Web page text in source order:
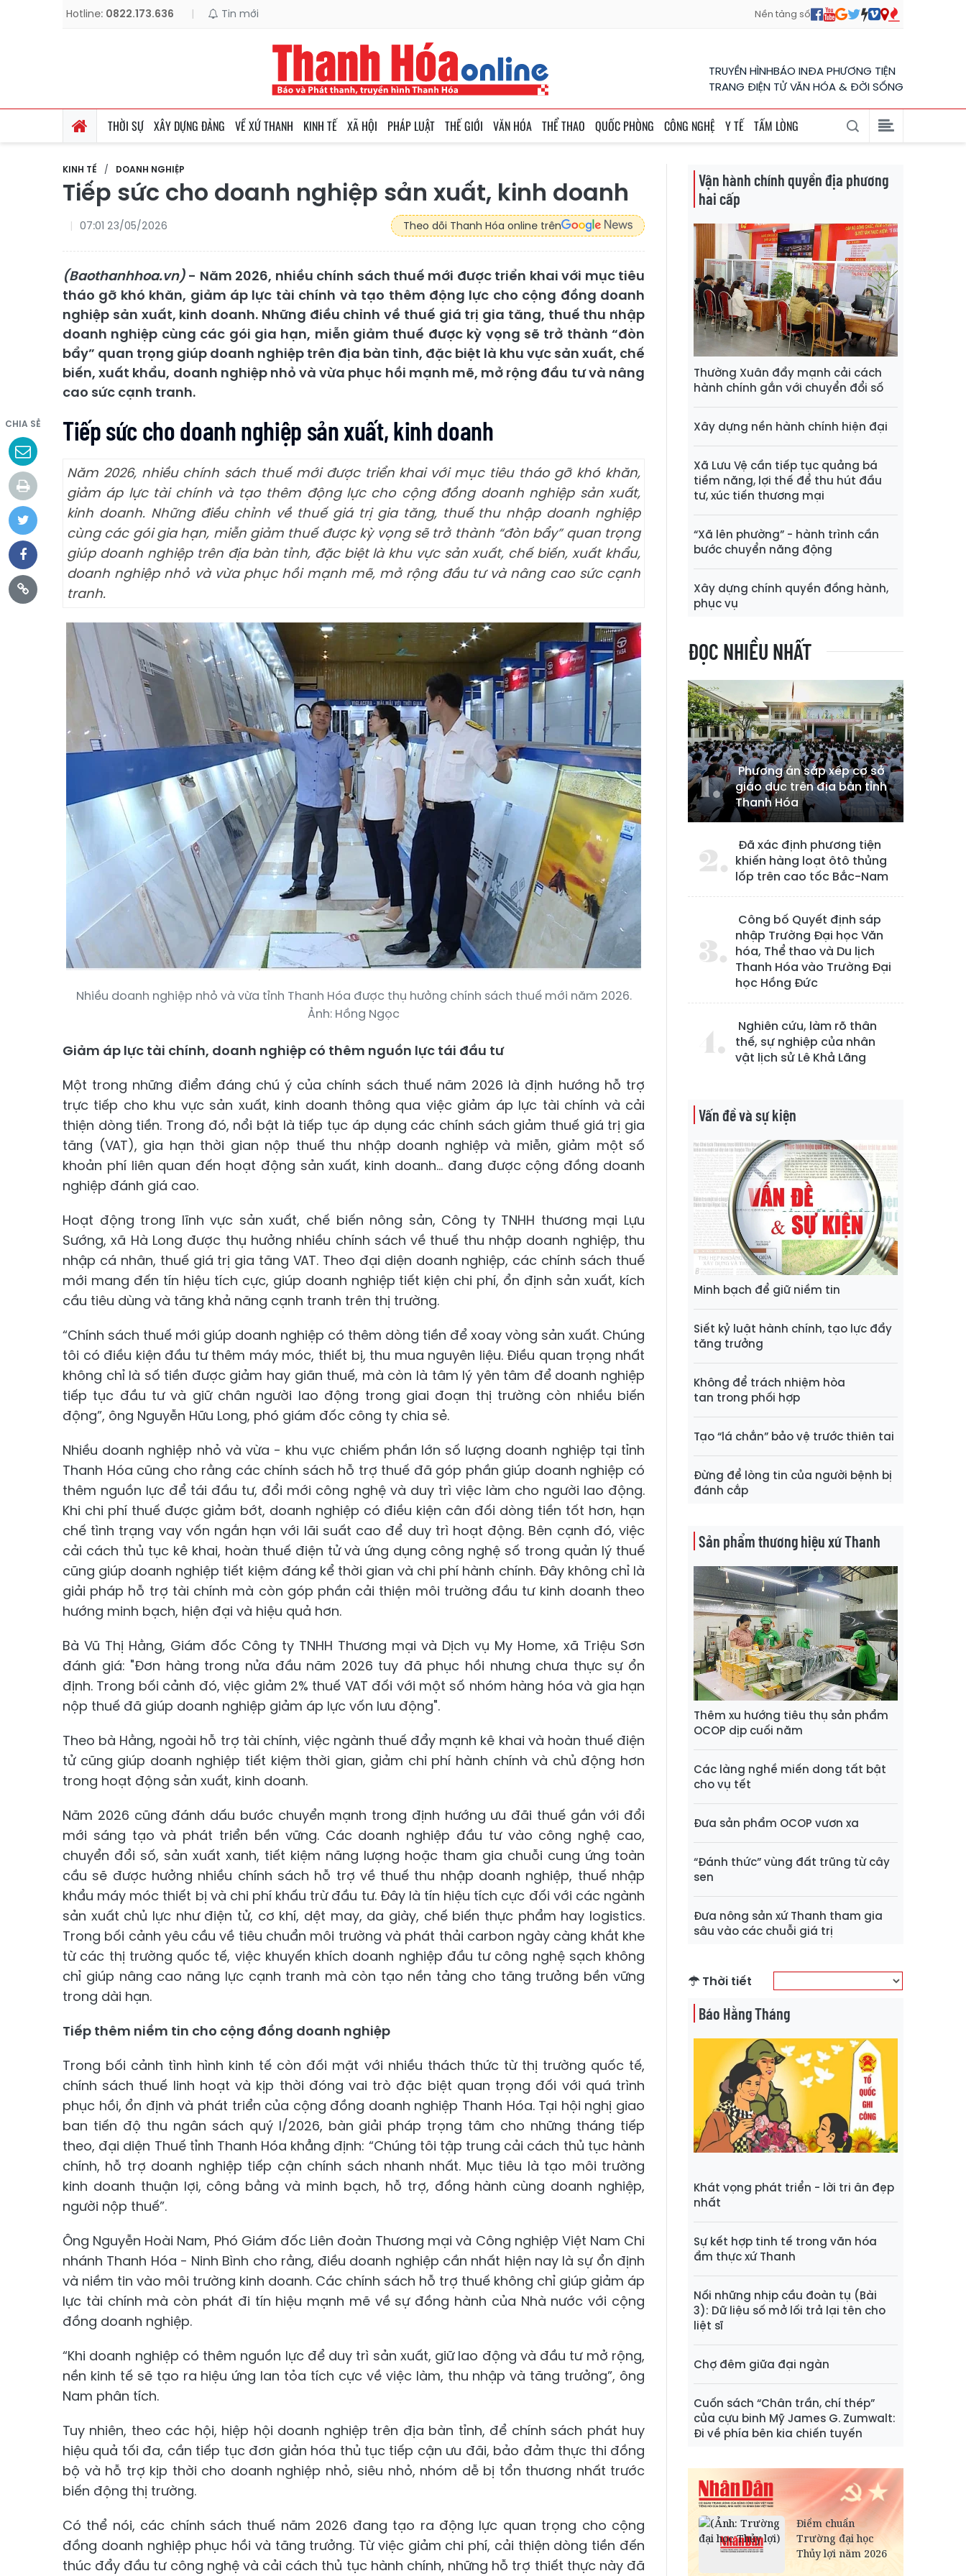
Hotline: 0822.173.636 | Tin mới Nền tảng số
TRUYỀN HÌNHBÁO INĐA PHƯƠNG TIỆN
TRANG ĐIỆN TỬ VĂN HÓA & ĐỜI SỐNG
THỜI SỰ XÂY DỰNG ĐẢNG VỀ XỨ THANH KINH TẾ XÃ HỘI PHÁP LUẬT THẾ GIỚI VĂN HÓA THỂ THAO QUỐC PHÒNG CÔNG NGHỆ Y TẾ TẤM LÒNG
KINH TẾ DOANH NGHIỆP
Tiếp sức cho doanh nghiệp sản xuất, kinh doanh
07:01 23/05/2026 Theo dõi Thanh Hóa online trên
(Baothanhhoa.vn) - Năm 2026, nhiều chính sách thuế mới được triển khai với mục tiêu
tháo gỡ khó khăn, giảm áp lực tài chính và tạo thêm động lực cho cộng đồng doanh
nghiệp sản xuất, kinh doanh. Những điều chỉnh về thuế giá trị gia tăng, thuế thu nhập
doanh nghiệp cùng các gói gia hạn, miễn giảm thuế được kỳ vọng sẽ trở thành “đòn
bẩy” quan trọng giúp doanh nghiệp trên địa bàn tỉnh, đặc biệt là khu vực sản xuất, chế
biến, xuất khẩu, doanh nghiệp nhỏ và vừa phục hồi mạnh mẽ, mở rộng đầu tư và nâng
cao sức cạnh tranh.
CHIA SẺ Tiếp sức cho doanh nghiệp sản xuất, kinh doanh
Năm 2026, nhiều chính sách thuế mới được triển khai với mục tiêu tháo gỡ khó khăn,
giảm áp lực tài chính và tạo thêm động lực cho cộng đồng doanh nghiệp sản xuất,
kinh doanh. Những điều chỉnh về thuế giá trị gia tăng, thuế thu nhập doanh nghiệp
cùng các gói gia hạn, miễn giảm thuế được kỳ vọng sẽ trở thành “đòn bẩy” quan trọng
giúp doanh nghiệp trên địa bàn tỉnh, đặc biệt là khu vực sản xuất, chế biến, xuất khẩu,
doanh nghiệp nhỏ và vừa phục hồi mạnh mẽ, mở rộng đầu tư và nâng cao sức cạnh
tranh.
Nhiều doanh nghiệp nhỏ và vừa tỉnh Thanh Hóa được thụ hưởng chính sách thuế mới năm 2026.
Ảnh: Hồng Ngọc
Giảm áp lực tài chính, doanh nghiệp có thêm nguồn lực tái đầu tư
Một trong những điểm đáng chú ý của chính sách thuế năm 2026 là định hướng hỗ trợ
trực tiếp cho khu vực sản xuất, kinh doanh thông qua việc giảm áp lực tài chính và cải
thiện dòng tiền. Trong đó, nổi bật là tiếp tục áp dụng các chính sách giảm thuế giá trị gia
tăng (VAT), gia hạn thời gian nộp thuế thu nhập doanh nghiệp và miễn, giảm một số
khoản phí liên quan đến hoạt động sản xuất, kinh doanh... đang được cộng đồng doanh
nghiệp đánh giá cao.
Hoạt động trong lĩnh vực sản xuất, chế biến nông sản, Công ty TNHH thương mại Lựu
Sướng, xã Hà Long được thụ hưởng nhiều chính sách về thuế thu nhập doanh nghiệp, thu
nhập cá nhân, thuế giá trị gia tăng VAT. Theo đại diện doanh nghiệp, các chính sách thuế
mới mang đến tín hiệu tích cực, giúp doanh nghiệp tiết kiện chi phí, ổn định sản xuất, kích
cầu tiêu dùng và tăng khả năng cạnh tranh trên thị trường.
“Chính sách thuế mới giúp doanh nghiệp có thêm dòng tiền để xoay vòng sản xuất. Chúng
tôi có điều kiện đầu tư thêm máy móc, thiết bị, thu mua nguyên liệu. Điều quan trọng nhất
không chỉ là số tiền được giảm hay giãn thuế, mà còn là tâm lý yên tâm để doanh nghiệp
tiếp tục đầu tư và giữ chân người lao động trong giai đoạn thị trường còn nhiều biến
động”, ông Nguyễn Hữu Long, phó giám đốc công ty chia sẻ.
Nhiều doanh nghiệp nhỏ và vừa - khu vực chiếm phần lớn số lượng doanh nghiệp tại tỉnh
Thanh Hóa cũng cho rằng các chính sách hỗ trợ thuế đã góp phần giúp doanh nghiệp có
thêm nguồn lực để tái đầu tư, đổi mới công nghệ và duy trì việc làm cho người lao động.
Khi chi phí thuế được giảm bớt, doanh nghiệp có điều kiện cân đối dòng tiền tốt hơn, hạn
chế tình trạng vay vốn ngắn hạn với lãi suất cao để duy trì hoạt động. Bên cạnh đó, việc
cải cách thủ tục kê khai, hoàn thuế điện tử và ứng dụng công nghệ số trong quản lý thuế
cũng giúp doanh nghiệp tiết kiệm đáng kể thời gian và chi phí hành chính. Đây không chỉ là
giải pháp hỗ trợ tài chính mà còn góp phần cải thiện môi trường đầu tư kinh doanh theo
hướng minh bạch, hiện đại và hiệu quả hơn.
Bà Vũ Thị Hằng, Giám đốc Công ty TNHH Thương mại và Dịch vụ My Home, xã Triệu Sơn
đánh giá: "Đơn hàng trong nửa đầu năm 2026 tuy đã phục hồi nhưng chưa thực sự ổn
định. Trong bối cảnh đó, việc giảm 2% thuế VAT đối với một số nhóm hàng hóa và gia hạn
nộp thuế đã giúp doanh nghiệp giảm áp lực vốn lưu động".
Theo bà Hằng, ngoài hỗ trợ tài chính, việc ngành thuế đẩy mạnh kê khai và hoàn thuế điện
tử cũng giúp doanh nghiệp tiết kiệm thời gian, giảm chi phí hành chính và chủ động hơn
trong hoạt động sản xuất, kinh doanh.
Năm 2026 cũng đánh dấu bước chuyển mạnh trong định hướng ưu đãi thuế gắn với đổi
mới sáng tạo và phát triển bền vững. Các doanh nghiệp đầu tư vào công nghệ cao,
chuyển đổi số, sản xuất xanh, tiết kiệm năng lượng hoặc tham gia chuỗi cung ứng toàn
cầu sẽ được hưởng nhiều chính sách hỗ trợ về thuế thu nhập doanh nghiệp, thuế nhập
khẩu máy móc thiết bị và chi phí khấu trừ đầu tư. Đây là tín hiệu tích cực đối với các ngành
sản xuất chủ lực như điện tử, cơ khí, dệt may, da giày, chế biến thực phẩm hay logistics.
Trong bối cảnh yêu cầu về tiêu chuẩn môi trường và phát thải carbon ngày càng khắt khe
từ các thị trường quốc tế, việc khuyến khích doanh nghiệp đầu tư công nghệ sạch không
chỉ giúp nâng cao năng lực cạnh tranh mà còn tạo nền tảng cho tăng trưởng bền vững
trong dài hạn.
Tiếp thêm niềm tin cho cộng đồng doanh nghiệp
Trong bối cảnh tình hình kinh tế còn đối mặt với nhiều thách thức từ thị trường quốc tế,
chính sách thuế linh hoạt và kịp thời đóng vai trò đặc biệt quan trọng đối với quá trình
phục hồi, ổn định và phát triển của cộng đồng doanh nghiệp Thanh Hóa. Tại hội nghị giao
ban tiến độ thu ngân sách quý I/2026, bàn giải pháp trọng tâm cho những tháng tiếp
theo, đại diện Thuế tỉnh Thanh Hóa khẳng định: “Chúng tôi tập trung cải cách thủ tục hành
chính, hỗ trợ doanh nghiệp tiếp cận chính sách nhanh nhất. Mục tiêu là tạo môi trường
kinh doanh thuận lợi, công bằng và minh bạch, hỗ trợ, đồng hành cùng doanh nghiệp,
người nộp thuế”.
Ông Nguyễn Hoài Nam, Phó Giám đốc Liên đoàn Thương mại và Công nghiệp Việt Nam Chi
nhánh Thanh Hóa - Ninh Bình cho rằng, điều doanh nghiệp cần nhất hiện nay là sự ổn định
và niềm tin vào môi trường kinh doanh. Các chính sách hỗ trợ thuế không chỉ giúp giảm áp
lực tài chính mà còn phát đi tín hiệu mạnh mẽ về sự đồng hành của Nhà nước với cộng
đồng doanh nghiệp.
“Khi doanh nghiệp có thêm nguồn lực để duy trì sản xuất, giữ lao động và đầu tư mở rộng,
nền kinh tế sẽ tạo ra hiệu ứng lan tỏa tích cực về việc làm, thu nhập và tăng trưởng”, ông
Nam phân tích.
Tuy nhiên, theo các hội, hiệp hội doanh nghiệp trên địa bàn tỉnh, để chính sách phát huy
hiệu quả tối đa, cần tiếp tục đơn giản hóa thủ tục tiếp cận ưu đãi, bảo đảm thực thi đồng
bộ và hỗ trợ kịp thời cho doanh nghiệp nhỏ, siêu nhỏ, nhóm dễ bị tổn thương nhất trước
biến động thị trường.
Có thể nói, các chính sách thuế năm 2026 đang tạo ra động lực quan trọng cho cộng
đồng doanh nghiệp phục hồi và tăng trưởng. Từ việc giảm chi phí, cải thiện dòng tiền đến
thúc đẩy đầu tư công nghệ và cải cách thủ tục hành chính, những hỗ trợ thiết thực này đã
Vận hành chính quyền địa phương
hai cấp
Thường Xuân đẩy mạnh cải cách
hành chính gắn với chuyển đổi số
Xây dựng nền hành chính hiện đại
Xã Lưu Vệ cần tiếp tục quảng bá
tiềm năng, lợi thế để thu hút đầu
tư, xúc tiến thương mại
“Xã lên phường” - hành trình cần
bước chuyển năng động
Xây dựng chính quyền đồng hành,
phục vụ
ĐỌC NHIỀU NHẤT
Phương án sắp xếp cơ sở
giáo dục trên địa bàn tỉnh
Thanh Hóa
Đã xác định phương tiện
khiến hàng loạt ôtô thủng
lốp trên cao tốc Bắc-Nam
Công bố Quyết định sáp
nhập Trường Đại học Văn
hóa, Thể thao và Du lịch
Thanh Hóa vào Trường Đại
học Hồng Đức
Nghiên cứu, làm rõ thân
thế, sự nghiệp của nhân
vật lịch sử Lê Khả Lãng
Vấn đề và sự kiện
Minh bạch để giữ niềm tin
Siết kỷ luật hành chính, tạo lực đẩy
tăng trưởng
Không để trách nhiệm hòa
tan trong phối hợp
Tạo “lá chắn” bảo vệ trước thiên tai
Đừng để lòng tin của người bệnh bị
đánh cắp
Sản phẩm thương hiệu xứ Thanh
Thêm xu hướng tiêu thụ sản phẩm
OCOP dịp cuối năm
Các làng nghề miến dong tất bật
cho vụ tết
Đưa sản phẩm OCOP vươn xa
“Đánh thức” vùng đất trũng từ cây
sen
Đưa nông sản xứ Thanh tham gia
sâu vào các chuỗi giá trị
Thời tiết
Báo Hằng Tháng
Khát vọng phát triển - lời tri ân đẹp
nhất
Sự kết hợp tinh tế trong văn hóa
ẩm thực xứ Thanh
Nối những nhịp cầu đoàn tụ (Bài
3): Dữ liệu số mở lối trả lại tên cho
liệt sĩ
Chợ đêm giữa đại ngàn
Cuốn sách “Chân trần, chí thép”
của cựu binh Mỹ James G. Zumwalt:
Đi về phía bên kia chiến tuyến